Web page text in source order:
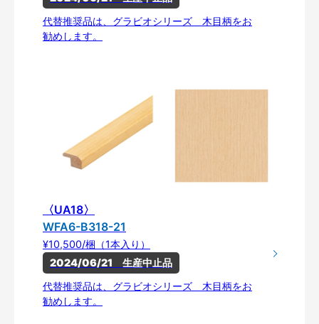
代替推奨品は、グラビオシリーズ 木目柄をお
勧めします。
〈UA18〉
WFA6-B318-21
¥10,500/梱（1本入り）
2024/06/21　生産中止品
代替推奨品は、グラビオシリーズ 木目柄をお
勧めします。